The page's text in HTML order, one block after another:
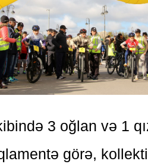
3 oğlan və 1
görə,